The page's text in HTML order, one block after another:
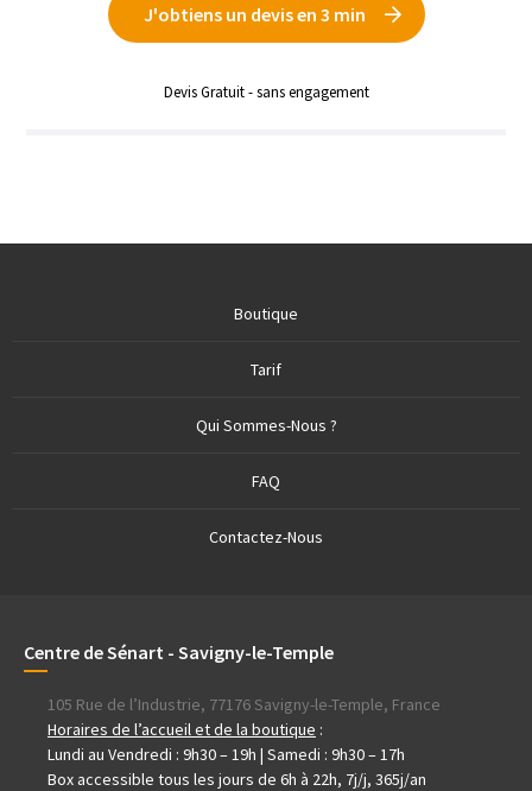
J'obtiens un devis en 3 min
Devis Gratuit - sans engagement
Boutique
Tarif
Qui Sommes-Nous ?
FAQ
Contactez-Nous
Centre de Sénart - Savigny-le-Temple
105 Rue de l’Industrie, 77176 Savigny-le-Temple, France
Horaires de l’accueil et de la boutique :
Lundi au Vendredi : 9h30 – 19h | Samedi : 9h30 – 17h
Box accessible tous les jours de 6h à 22h, 7j/j, 365j/an